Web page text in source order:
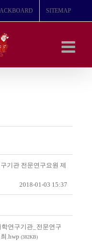
SITEMAP
기관 전문연구요원 제
2018-01-03 15:37
연구기관_전문연구
.hwp (382KB)